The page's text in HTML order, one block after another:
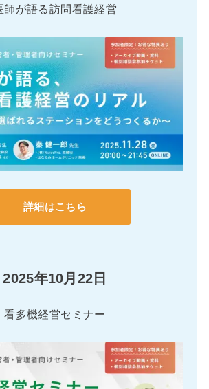
師が語る訪問看護経営
詳細はこちら
2025年10月22日
看多機経営セミナー